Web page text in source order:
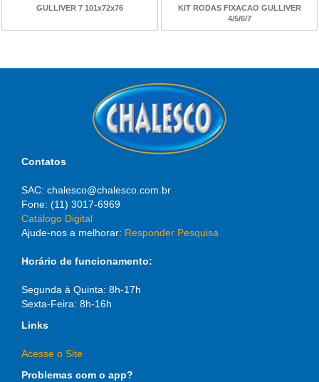
GULLIVER 7 101x72x76
KIT RODAS FIXACAO GULLIVER
4/5/6/7
Contatos
SAC: chalesco@chalesco.com.br
Fone: (11) 3017-6969
Catálogo Digital
Ajude-nos a melhorar: Responder Pesquisa
Horário de funcionamento:
Segunda à Quinta: 8h-17h
Sexta-Feira: 8h-16h
Links
Acesse o Site
Problemas com o app?